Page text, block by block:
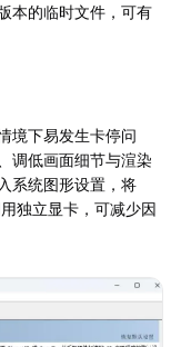
本的临时文件，可有
境下易发生卡停问
调低画面细节与渲染
系统图形设置，将
独立显卡，可减少因